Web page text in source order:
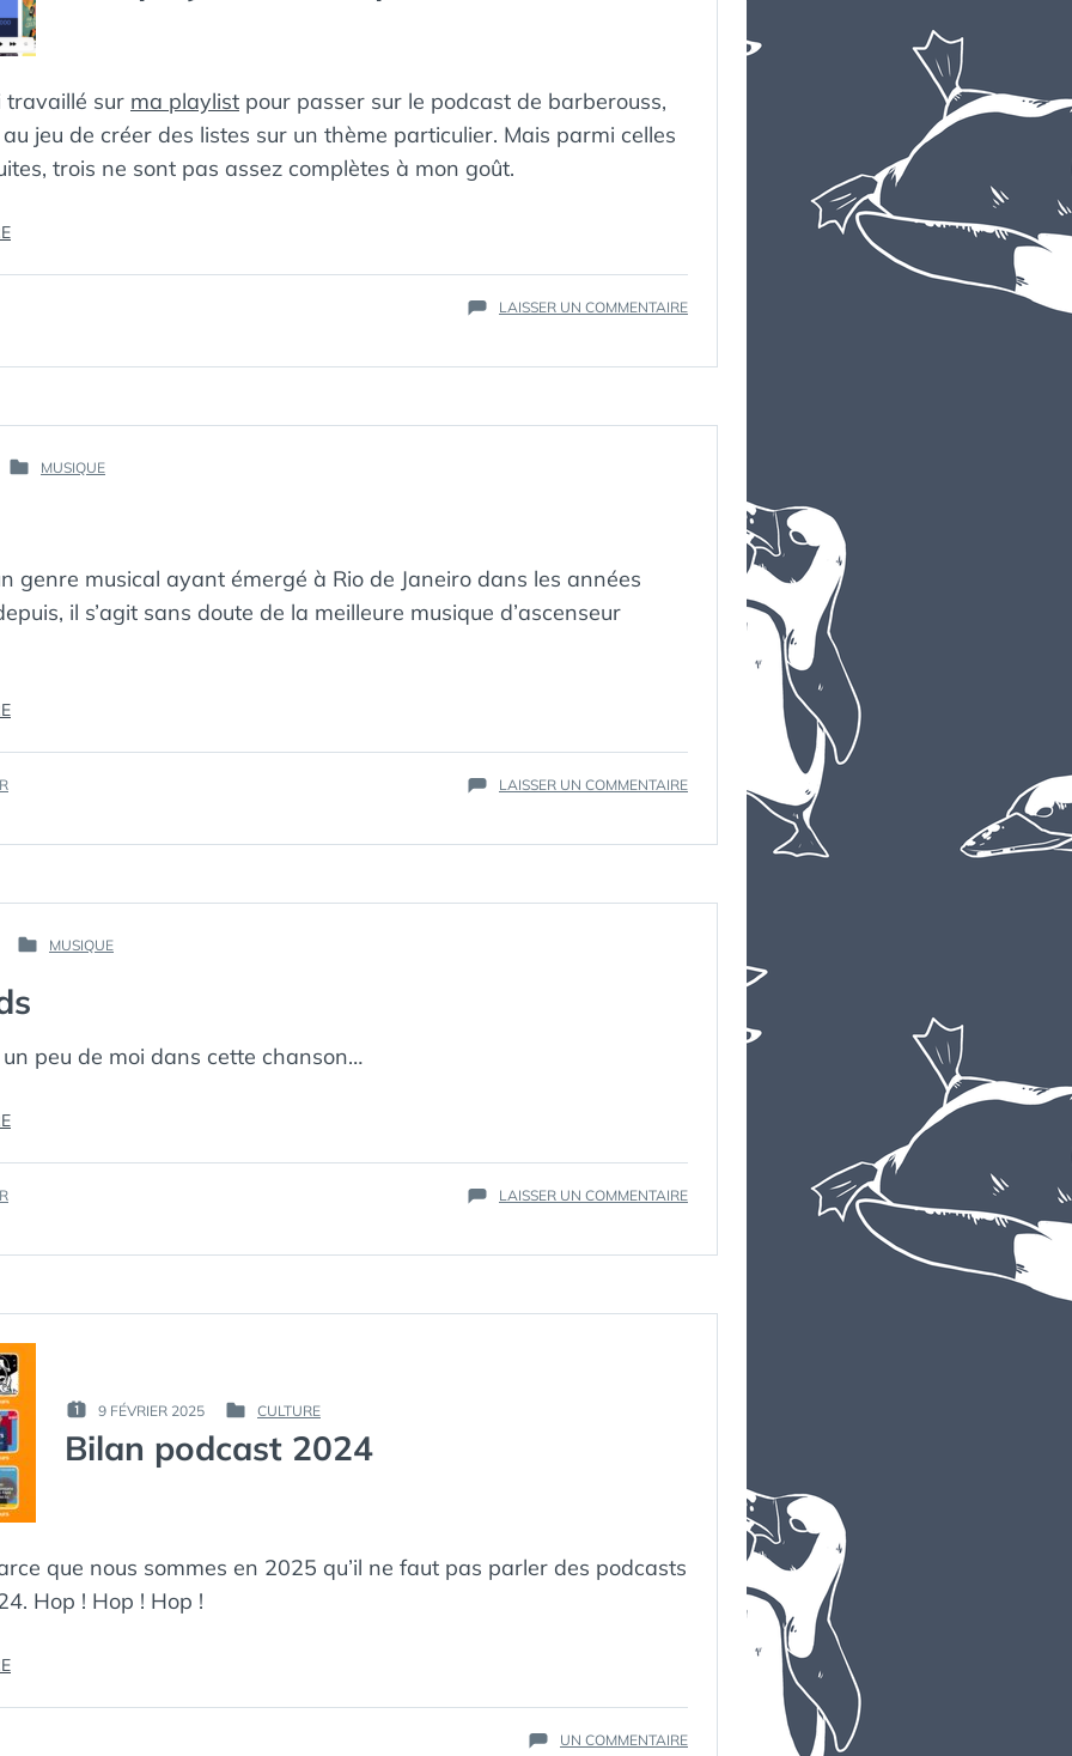
travaillé sur ma playlist pour passer sur le podcast de barberouss,
jeu de créer des listes sur un thème particulier. Mais parmi celles
trois ne sont pas assez complètes à mon goût.
« MES
LAISSER UN COMMENTAIRESUR
À
PAR :
PUBLIÉ
MUSIQUE
genre musical ayant émergé à Rio de Janeiro dans les années
il s’agit sans doute de la meilleure musique d’ascenseur
« BOSSA »
LAISSER UN COMMENTAIRESUR
PAR :
ПИНГВИН
PUBLIÉ
MUSIQUE
un peu de moi dans cette chanson…
« DEUX
LAISSER UN COMMENTAIRESUR
PUBLIÉ
LE :
9 FÉVRIER 2025
PAR :
МЁРТВЫЙ
PUBLIÉ
DANS
CULTURE
Bilan podcast 2024
que nous sommes en 2025 qu’il ne faut pas parler des podcasts
Hop ! Hop ! Hop !
« BILAN
UN COMMENTAIRESUR